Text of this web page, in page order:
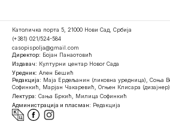
Католичка порта 5, 21000 Нови Сад, Србија
(+381) 021/524-584
casopispolja@gmail.com
Директор: Бојан Панаотовић
Издавач: Културни центар Новог Сада
Уредник: Ален Бешић
Редакција: Маја Ердељанин (ликовна уредница), Соња
Софинкић, Марјан Чакаревић, Огњен Клисара (дизајнер)
Лектура: Сања Бркић, Милица Софинкић
Администрација и пласман: Редакција